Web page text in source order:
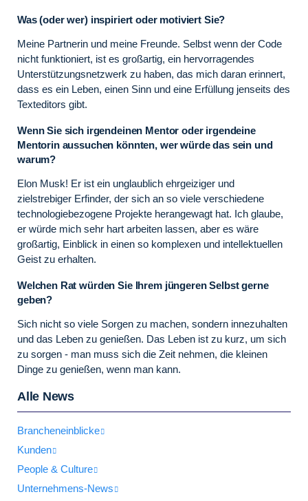
Was (oder wer) inspiriert oder motiviert Sie?
Meine Partnerin und meine Freunde. Selbst wenn der Code
nicht funktioniert, ist es großartig, ein hervorragendes
Unterstützungsnetzwerk zu haben, das mich daran erinnert,
dass es ein Leben, einen Sinn und eine Erfüllung jenseits des
Texteditors gibt.
Wenn Sie sich irgendeinen Mentor oder irgendeine
Mentorin aussuchen könnten, wer würde das sein und
warum?
Elon Musk! Er ist ein unglaublich ehrgeiziger und
zielstrebiger Erfinder, der sich an so viele verschiedene
technologiebezogene Projekte herangewagt hat. Ich glaube,
er würde mich sehr hart arbeiten lassen, aber es wäre
großartig, Einblick in einen so komplexen und intellektuellen
Geist zu erhalten.
Welchen Rat würden Sie Ihrem jüngeren Selbst gerne
geben?
Sich nicht so viele Sorgen zu machen, sondern innezuhalten
und das Leben zu genießen. Das Leben ist zu kurz, um sich
zu sorgen - man muss sich die Zeit nehmen, die kleinen
Dinge zu genießen, wenn man kann.
Alle News
Brancheneinblicke
Kunden
People & Culture
Unternehmens-News